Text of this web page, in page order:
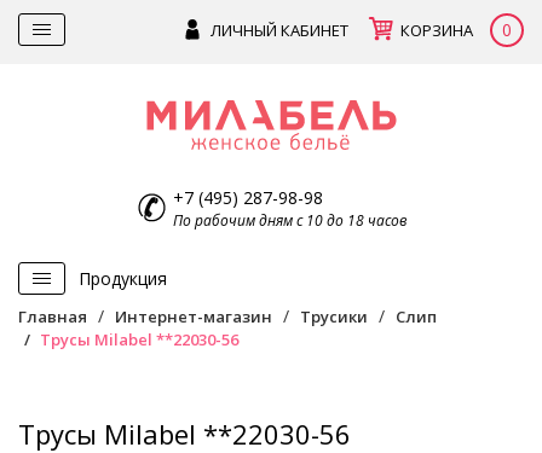
ЛИЧНЫЙ КАБИНЕТ КОРЗИНА 0
+7 (495) 287-98-98
По рабочим дням с 10 до 18 часов
Продукция
Главная Интернет-магазин Трусики
Слип
Трусы Milabel **22030-56
Трусы Milabel **22030-56